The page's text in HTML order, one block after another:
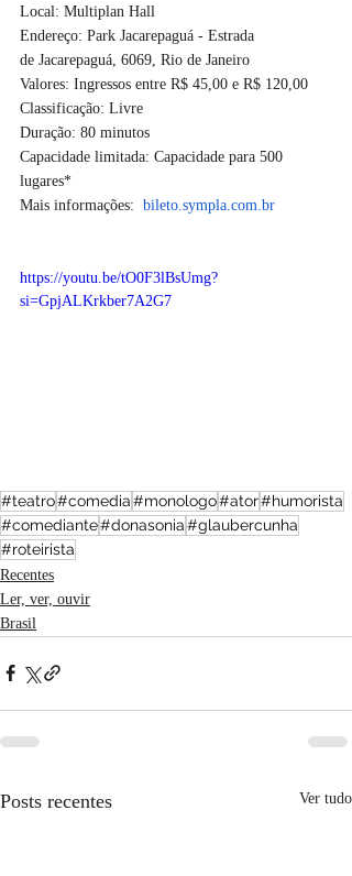
Local: Multiplan Hall
Endereço: Park Jacarepaguá - Estrada
de Jacarepaguá, 6069, Rio de Janeiro
Valores: Ingressos entre R$ 45,00 e R$ 120,00
Classificação: Livre
Duração: 80 minutos
Capacidade limitada: Capacidade para 500
lugares*
Mais informações: bileto.sympla.com.br
https://youtu.be/tO0F3lBsUmg?
si=GpjALKrkber7A2G7
#teatro#comedia#monologo#ator#humorista
#comediante#donasonia#glaubercunha
#roteirista
Recentes
Ler, ver, ouvir
Brasil
Posts recentes Ver tudo